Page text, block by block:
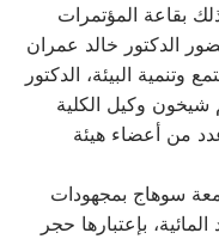
بقاعة المؤتمرات
الدكتور خالد عمران
البيئة، الدكتور
شيخون وكيل الكلية
من أعضاء هيئة
سوهاج بمجهودات
بإعتبارها حجر